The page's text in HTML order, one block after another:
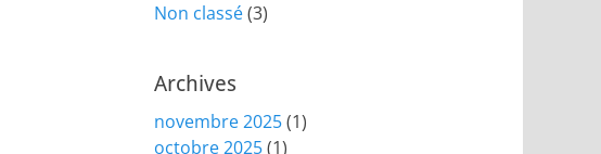
Non classé(3)
Archives
novembre 2025(1)
octobre 2025(1)